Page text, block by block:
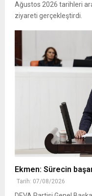
Ağustos 2026 tarihleri
ziyareti gerçekleştirdi.
Ekmen: Sürecin
Tarih: 07/08/2026